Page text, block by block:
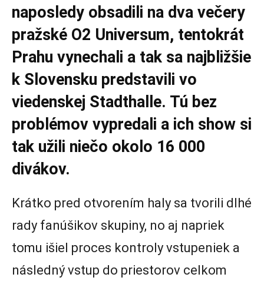
naposledy obsadili na dva večery
pražské O2 Universum, tentokrát
Prahu vynechali a tak sa najbližšie
k Slovensku predstavili vo
viedenskej Stadthalle. Tú bez
problémov vypredali a ich show si
tak užili niečo okolo 16 000
divákov.
Krátko pred otvorením haly sa tvorili dlhé
rady fanúšikov skupiny, no aj napriek
tomu išiel proces kontroly vstupeniek a
následný vstup do priestorov celkom